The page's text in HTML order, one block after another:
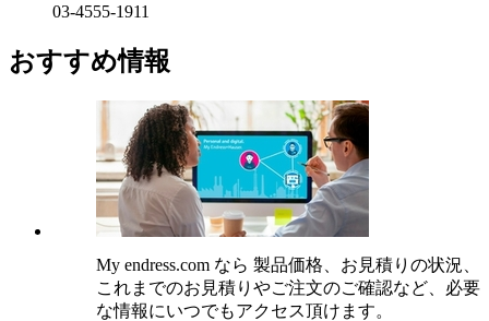
03-4555-1911
おすすめ情報
My endress.com なら 製品価格、お見積りの状況、
これまでのお見積りやご注文のご確認など、必要
な情報にいつでもアクセス頂けます。